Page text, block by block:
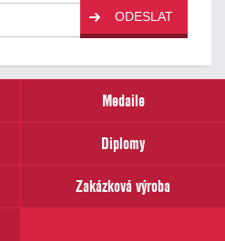
ODESLAT
Medaile
Diplomy
Zakázková výroba